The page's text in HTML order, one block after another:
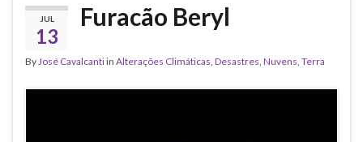
JUL
13
Furacão Beryl
By José Cavalcantiin Alterações Climáticas Desastres Nuvens Terra